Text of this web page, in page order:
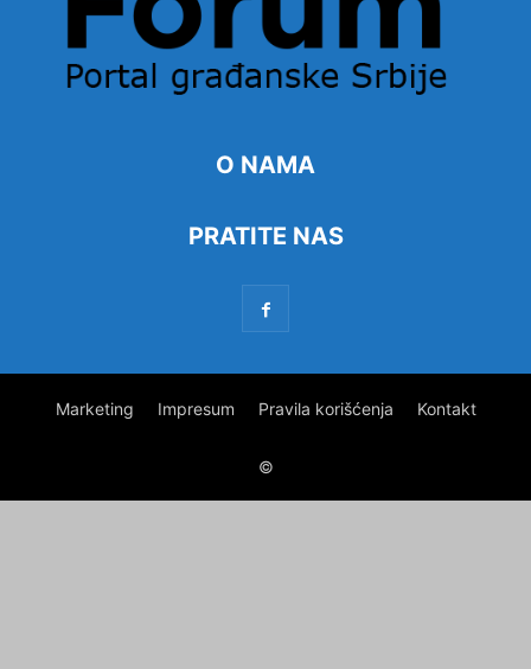
O NAMA
PRATITE NAS
Marketing Impresum Pravila korišćenja Kontakt
©